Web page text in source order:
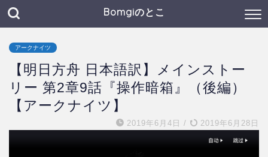
Bomgiのとこ
アークナイツ
【明日方舟 日本語訳】メインストー
リー 第2章9話『操作暗箱』（後編）
【アークナイツ】
2019年6月4日 / 2019年6月28日